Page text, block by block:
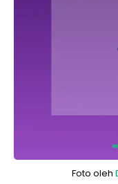
Foto oleh